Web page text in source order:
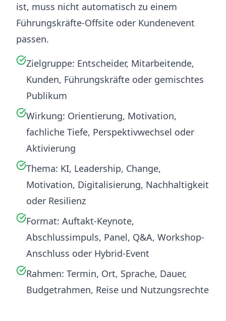
ist, muss nicht automatisch zu einem
Führungskräfte-Offsite oder Kundenevent
passen.
Zielgruppe: Entscheider, Mitarbeitende,
Kunden, Führungskräfte oder gemischtes
Publikum
Wirkung: Orientierung, Motivation,
fachliche Tiefe, Perspektivwechsel oder
Aktivierung
Thema: KI, Leadership, Change,
Motivation, Digitalisierung, Nachhaltigkeit
oder Resilienz
Format: Auftakt-Keynote,
Abschlussimpuls, Panel, Q&A, Workshop-
Anschluss oder Hybrid-Event
Rahmen: Termin, Ort, Sprache, Dauer,
Budgetrahmen, Reise und Nutzungsrechte